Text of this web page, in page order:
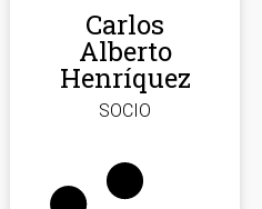
Carlos
Alberto
Henríquez
SOCIO